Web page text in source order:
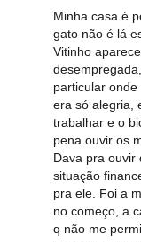
Minha casa é
gato não é lá
Vitinho
particular
era só alegria,
trabalhar e o
pena ouvir os
Dava pra ouvir
situação
pra ele. Foi a
no começo, a
q não me